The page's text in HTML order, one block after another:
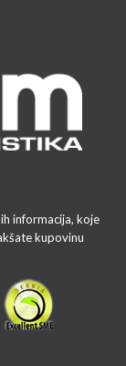
informacija, koje
kupovinu